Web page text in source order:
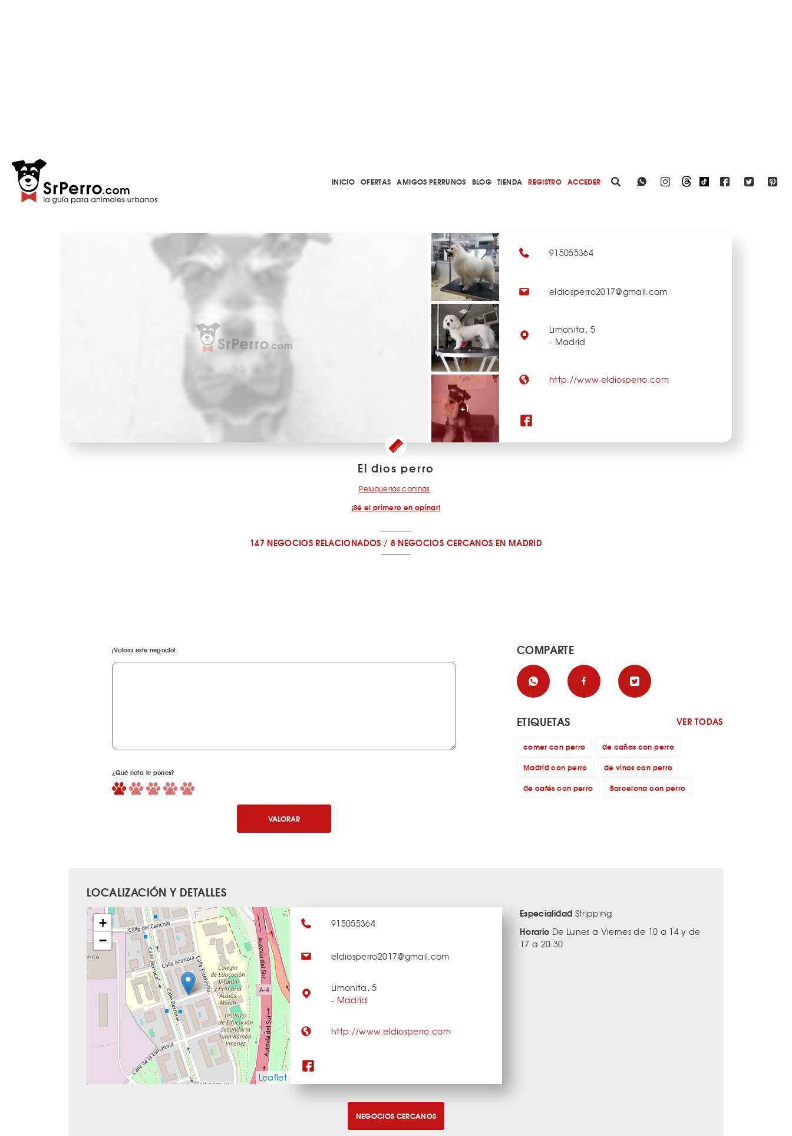
INICIO OFERTAS AMIGOS PERRUNOS BLOG TIENDA REGISTRO ACCEDER
+1
915055364
eldiosperro2017@gmail.com
Limonita, 5
- Madrid
http://www.eldiosperro.com
El dios perro
Peluquerias caninas
¡Sé el primero en opinar!
147 NEGOCIOS RELACIONADOS / 8 NEGOCIOS CERCANOS EN MADRID
¡Valora este negocio!
¿Qué nota le pones?
VALORAR
COMPARTE
ETIQUETAS VER TODAS
comer con perro
de cañas con perro
Madrid con perro
de vinos con perro
de cafés con perro
Barcelona con perro
LOCALIZACIÓN Y DETALLES
+
−
Leaflet
915055364
eldiosperro2017@gmail.com
Limonita, 5
- Madrid
http://www.eldiosperro.com
Especialidad Stripping
Horario De Lunes a Viernes de 10 a 14 y de
17 a 20:30
NEGOCIOS CERCANOS